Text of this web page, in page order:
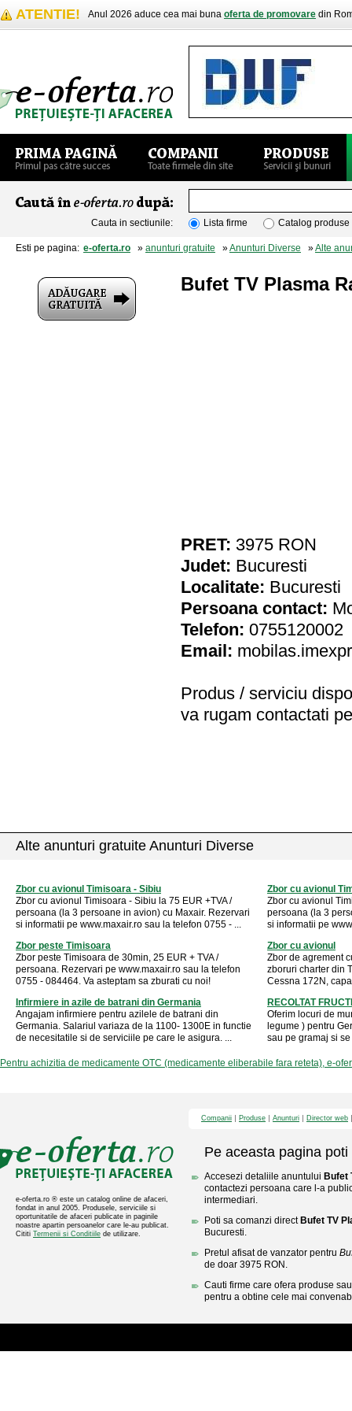
ATENTIE! Anul 2026 aduce cea mai buna oferta de promovare din
Cauta in sectiunile: Lista firme Catalog produse
Esti pe pagina: e-oferta.ro » anunturi gratuite »Anunturi Diverse »Alte
Bufet TV Plasma
PRET: 3975 RON
Judet: Bucuresti
Localitate: Bucuresti
Persoana contact:
Telefon: 0755120002
Email:
Produs / serviciu
va rugam contactati
Alte anunturi gratuite Anunturi Diverse
Zbor cu avionul Timisoara - Sibiu
Zbor cu avionul Timisoara - Sibiu la 75 EUR +TVA /
persoana (la 3 persoane in avion) cu Maxair. Rezervari
si informatii pe www.maxair.ro sau la telefon 0755 - ...
Zbor cu avionul
Zbor cu avionul
persoana (la 3
si informatii pe
Zbor peste Timisoara
Zbor peste Timisoara de 30min, 25 EUR + TVA /
persoana. Rezervari pe www.maxair.ro sau la telefon
0755 - 084464. Va asteptam sa zburati cu noi!
Zbor cu avionul
Zbor de agrement
zboruri charter din
Cessna 172N,
Infirmiere in azile de batrani din Germania
Angajam infirmiere pentru azilele de batrani din
Germania. Salariul variaza de la 1100- 1300E in functie
de necesitatile si de serviciile pe care le asigura. ...
RECOLTAT
Oferim locuri de
legume ) pentru
sau pe gramaj si
Pentru achizitia de medicamente OTC (medicamente eliberabile fara reteta), e-
e-oferta.ro ® este un catalog online de afaceri,
fondat in anul 2005. Produsele, serviciile si
oportunitatile de afaceri publicate in paginile
noastre apartin persoanelor care le-au publicat.
Cititi Termenii si Conditiile de utilizare.
Companii Produse Anunturi Director web
Pe aceasta pagina poti
Accesezi detaliile anuntului Bufet
contactezi persoana care l-a
intermediari.
Poti sa comanzi direct Bufet TV
Bucuresti.
Pretul afisat de vanzator pentru
de doar 3975 RON.
Cauti firme care ofera produse
pentru a obtine cele mai